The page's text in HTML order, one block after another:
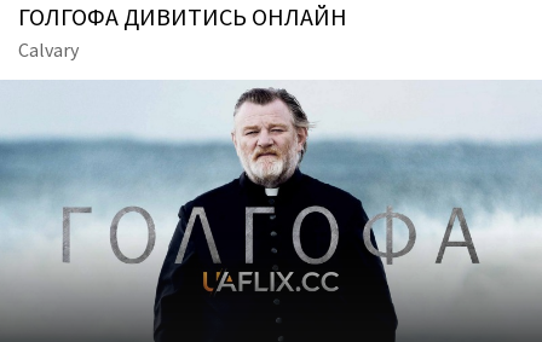
ГОЛГОФА ДИВИТИСЬ ОНЛАЙН
Calvary